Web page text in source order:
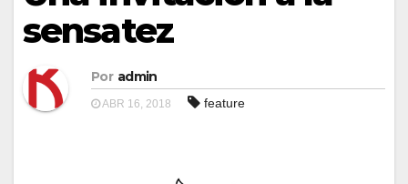
sensatez
Por admin
ABR 16, 2018 feature